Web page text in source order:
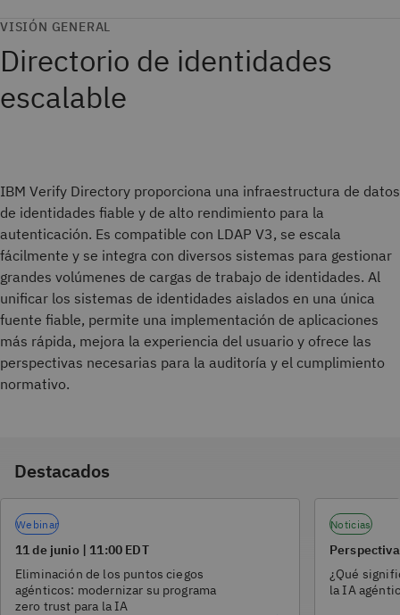
VISIÓN GENERAL
Directorio de identidades
escalable
IBM Verify Directory proporciona una infraestructura de datos
de identidades fiable y de alto rendimiento para la
autenticación. Es compatible con LDAP V3, se escala
fácilmente y se integra con diversos sistemas para gestionar
grandes volúmenes de cargas de trabajo de identidades. Al
unificar los sistemas de identidades aislados en una única
fuente fiable, permite una implementación de aplicaciones
más rápida, mejora la experiencia del usuario y ofrece las
perspectivas necesarias para la auditoría y el cumplimiento
normativo.
Destacados
Webinar
11 de junio | 11:00 EDT
Eliminación de los puntos ciegos
agénticos: modernizar su programa
zero trust para la IA
Noticias
¿Qué
la IA